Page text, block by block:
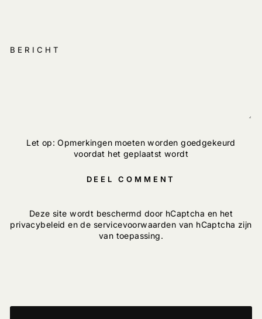
BERICHT
Let op: Opmerkingen moeten worden goedgekeurd
voordat het geplaatst wordt
DEEL COMMENT
Deze site wordt beschermd door hCaptcha en het
privacybeleid en de servicevoorwaarden van hCaptcha zijn
van toepassing.